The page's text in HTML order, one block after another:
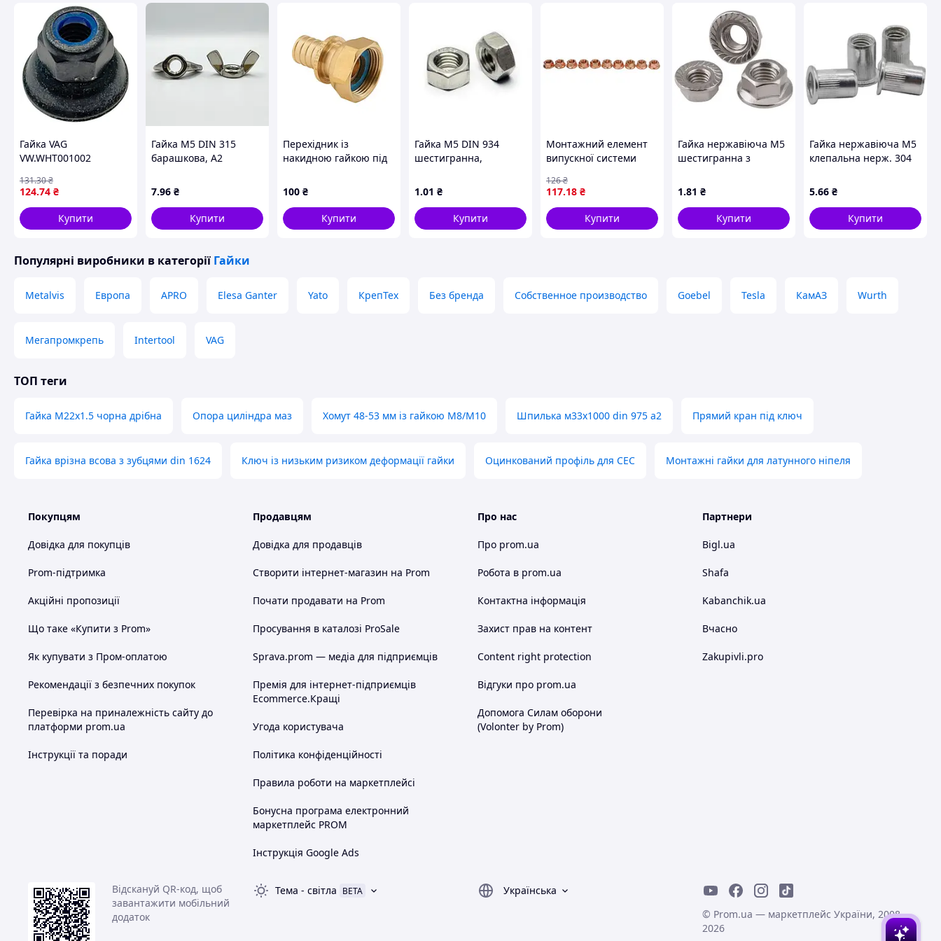
Гайка VAG
VW.WHT001002
124.74 ₴
131.30₴
Купити
Гайка М5 DIN 315
барашкова, А2
7.96 ₴
Купити
Перехідник із
накидною гайкою під
16(2.2mm) x 1/2"F KOER
KA.A06F-16S (KR5866)
100 ₴
Купити
Гайка М5 DIN 934
шестигранна,
1.01 ₴
Купити
Монтажний елемент
випускної системи
IVECO DAILY V,
MERCEDES 124 (C124),
124 T-MODEL (S124),
190 (W201), A
117.18 ₴
126₴
Купити
Гайка нержавіюча М5
шестигранна з
нерж. 304
1.81 ₴
Купити
Гайка нержавіюча М5
клепальна нерж. 304
5.66 ₴
Купити
Популярні виробники в категорії Гайки
Metalvis Европа APRO Elesa Ganter Yato КрепТех Без бренда Собственное производство Goebel Tesla КамАЗ Wurth
Мегапромкрепь Intertool VAG
ТОП теги
Гайка М22х1.5 чорна дрібна Опора циліндра маз Хомут 48-53 мм із гайкою М8/М10 Шпилька м33х1000 din 975 а2 Прямий кран під ключ
Гайка врізна всова з зубцями din 1624 Ключ із низьким ризиком деформації гайки Оцинкований профіль для СЕС Монтажні гайки для латунного ніпеля
Покупцям
Довідка для покупців
Prom-підтримка
Акційні пропозиції
Що таке «Купити з Prom»
Як купувати з Пром-оплатою
Рекомендації з безпечних покупок
Перевірка на приналежність сайту до
платформи prom.ua
Інструкції та поради
Продавцям
Довідка для продавців
Створити інтернет-магазин на Prom
Почати продавати на Prom
Просування в каталозі ProSale
Sprava.prom — медіа для підприємців
Премія для інтернет-підприємців
Ecommerce.Кращі
Угода користувача
Політика конфіденційності
Правила роботи на маркетплейсі
Бонусна програма електронний
маркетплейс PROM
Інструкція Google Ads
Про нас
Про prom.ua
Робота в prom.ua
Контактна інформація
Захист прав на контент
Content right protection
Відгуки про prom.ua
Допомога Силам оборони
(Volonter by Prom)
Партнери
Bigl.ua
Shafa
Kabanchik.ua
Вчасно
Zakupivli.pro
Відскануй QR-код, щоб
завантажити мобільний
додаток
Тема - світла BETA
Українська
© Prom.ua — маркетплейс України, 2008-
2026